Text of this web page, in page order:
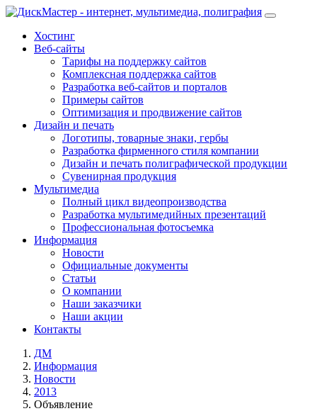
Хостинг
Веб-сайты
Тарифы на поддержку сайтов
Комплексная поддержка сайтов
Разработка веб-сайтов и порталов
Примеры сайтов
Оптимизация и продвижение сайтов
Дизайн и печать
Логотипы, товарные знаки, гербы
Разработка фирменного стиля компании
Дизайн и печать полиграфической продукции
Сувенирная продукция
Мультимедиа
Полный цикл видеопроизводства
Разработка мультимедийных презентаций
Профессиональная фотосъемка
Информация
Новости
Официальные документы
Статьи
О компании
Наши заказчики
Наши акции
Контакты
ДМ
Информация
Новости
2013
Объявление